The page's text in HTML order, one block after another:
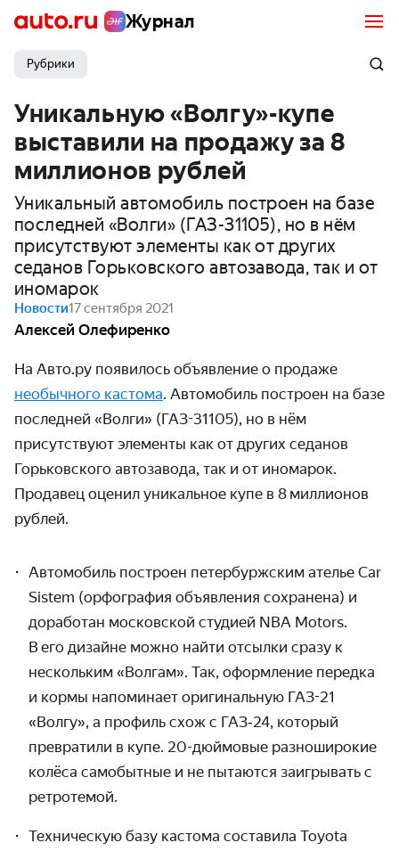
Журнал
Рубрики
Уникальную «Волгу»-купе
выставили на продажу за 8
миллионов рублей
Уникальный автомобиль построен на базе
последней «Волги» (ГАЗ-31105), но в нём
присутствуют элементы как от других
седанов Горьковского автозавода, так и от
иномарок
Новости17 сентября 2021
Алексей Олефиренко
На Авто.ру появилось объявление о продаже
необычного кастома. Автомобиль построен на базе
последней «Волги» (ГАЗ-31105), но в нём
присутствуют элементы как от других седанов
Горьковского автозавода, так и от иномарок.
Продавец оценил уникальное купе в 8 миллионов
рублей.
Автомобиль построен петербуржским ателье Car
Sistem (орфография объявления сохранена) и
доработан московской студией NBA Motors.
В его дизайне можно найти отсылки сразу к
нескольким «Волгам». Так, оформление передка
и кормы напоминает оригиналь­ную ГАЗ-21
«Волгу», а профиль схож с ГАЗ‑24, который
превратили в купе. 20-дюймовые разноширокие
колёса самобытные и не пытаются заигрывать с
ретротемой.
Техническую базу кастома составила Toyota